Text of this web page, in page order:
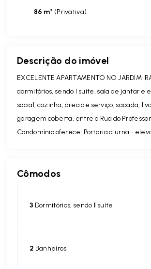
86 m² (Privativa)
Descrição do imóvel
EXCELENTE APARTAMENTO NO JARDIM
dormitórios, sendo 1 suíte, sala de jantar e
social, cozinha, área de serviço, sacada, 1
garagem coberta, entre a Rua do Professor
Condomínio oferece: Portaria diurna -
Cômodos
3 Dormitórios, sendo1 suíte
2 Banheiros